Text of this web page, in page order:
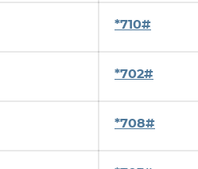
*710#
*702#
*708#